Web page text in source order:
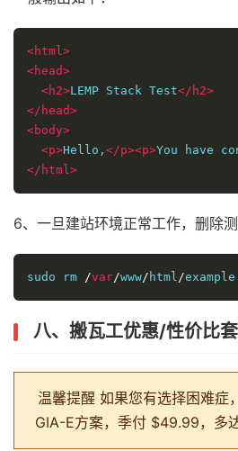
<html >
<head>
<h2>LEMP Stack Test</ h2>
</ head>
<body>
<p>Hello, </p><p>You have
</ html >
6、一旦建站环境正常工作，删除测
sudo rm
/var/www/ html /example
八、 搬瓦工优惠/性价比
温馨提醒 如果您有选择困难症
GIA-E方案，季付 $49.99，多